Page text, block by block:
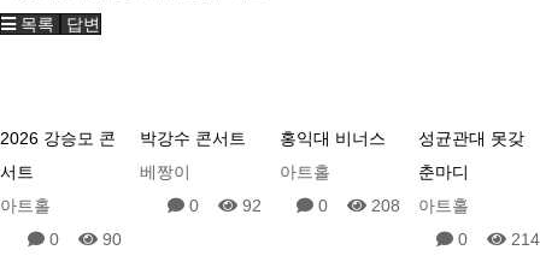
목록 답변
2026 강승모 콘
서트
아트홀
0
90
박강수 콘서트
베짱이
0
92
홍익대 비너스
아트홀
0
208
성균관대 못갖
춘마디
아트홀
0
214